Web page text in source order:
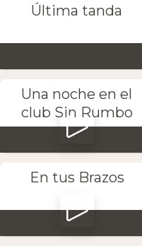
Última tanda
Una noche en el
club Sin Rumbo
En tus Brazos